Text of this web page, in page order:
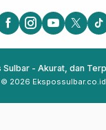
Sulbar - Akurat, dan
© 2026 Ekspossulbar.co.id